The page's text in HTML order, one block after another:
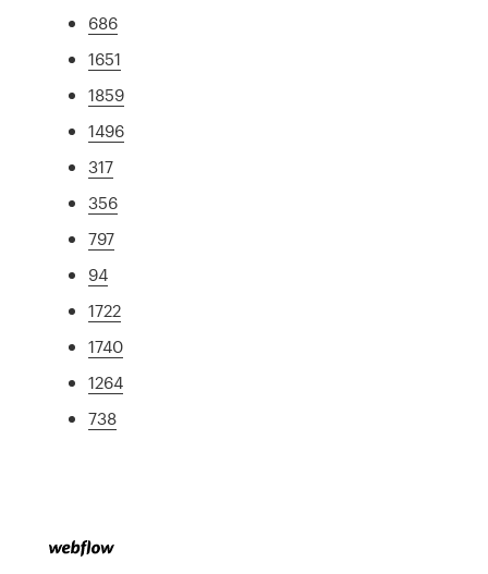
686
1651
1859
1496
317
356
797
94
1722
1740
1264
738